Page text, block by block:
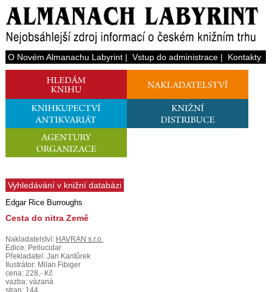
O Novém Almanachu Labyrint| Vstup do administrace| Kontakty
Vyhledávání v knižní databázi
Edgar Rice Burroughs
Cesta do nitra Země
Nakladatelství: HAVRAN s.r.o.
Edice: Pellucidar
Překladatel: Jan Kantůrek
Ilustrátor: Milan Fibiger
cena: 228,- Kč
vazba: vázaná
stran: 144